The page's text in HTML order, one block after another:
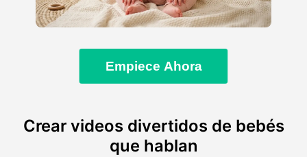
Empiece Ahora
Crear videos divertidos de bebés
que hablan